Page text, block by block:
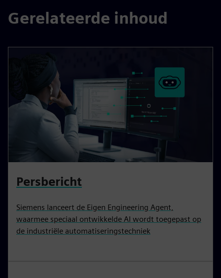
Gerelateerde inhoud
Persbericht
Siemens lanceert de Eigen Engineering Agent,
waarmee speciaal ontwikkelde AI wordt toegepast op
de industriële automatiseringstechniek